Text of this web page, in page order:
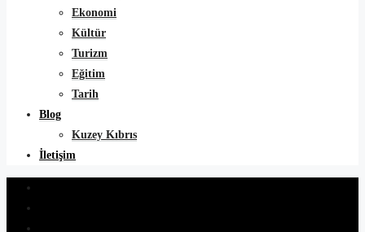
Ekonomi
Kültür
Turizm
Eğitim
Tarih
Blog
Kuzey Kıbrıs
İletişim